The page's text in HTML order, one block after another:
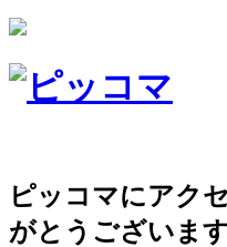
ピッコマにアク
がとうございます